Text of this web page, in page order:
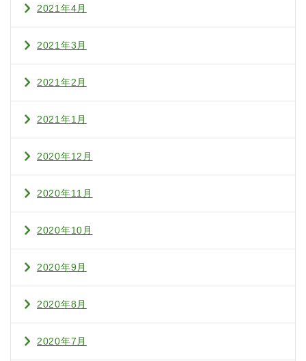
2021年4月
2021年3月
2021年2月
2021年1月
2020年12月
2020年11月
2020年10月
2020年9月
2020年8月
2020年7月